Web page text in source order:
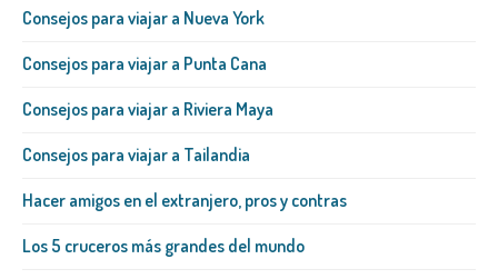
Consejos para viajar a Nueva York
Consejos para viajar a Punta Cana
Consejos para viajar a Riviera Maya
Consejos para viajar a Tailandia
Hacer amigos en el extranjero, pros y contras
Los 5 cruceros más grandes del mundo